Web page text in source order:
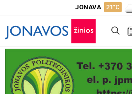
JONAVA 21°C